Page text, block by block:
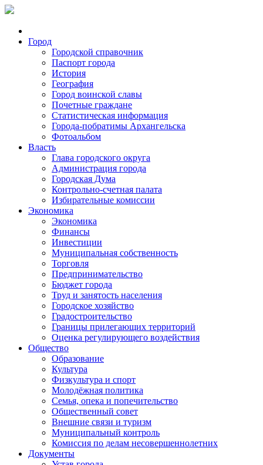
Город
Городской справочник
Паспорт города
История
География
Город воинской славы
Почетные граждане
Статистическая информация
Города-побратимы Архангельска
Фотоальбом
Власть
Глава городского округа
Администрация города
Городская Дума
Контрольно-счетная палата
Избирательные комиссии
Экономика
Экономика
Финансы
Инвестиции
Муниципальная собственность
Торговля
Предпринимательство
Бюджет города
Труд и занятость населения
Городское хозяйство
Градостроительство
Границы прилегающих территорий
Оценка регулирующего воздействия
Общество
Образование
Культура
Физкультура и спорт
Молодёжная политика
Семья, опека и попечительство
Общественный совет
Внешние связи и туризм
Муниципальный контроль
Комиссия по делам несовершеннолетних
Документы